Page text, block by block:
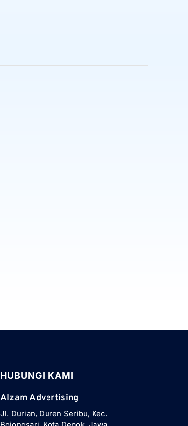
HUBUNGI KAMI
Alzam Advertising
Jl. Durian, Duren Seribu, Kec.
Bojongsari, Kota Depok, Jawa